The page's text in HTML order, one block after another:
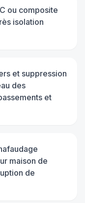
ou composite
isolation
et suppression
des
et
maison de
de